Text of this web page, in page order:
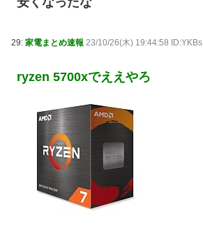
29: 家電まとめ速報 23/10/26(木) 19:44:58 ID:YKBs
ryzen 5700xでええやろ